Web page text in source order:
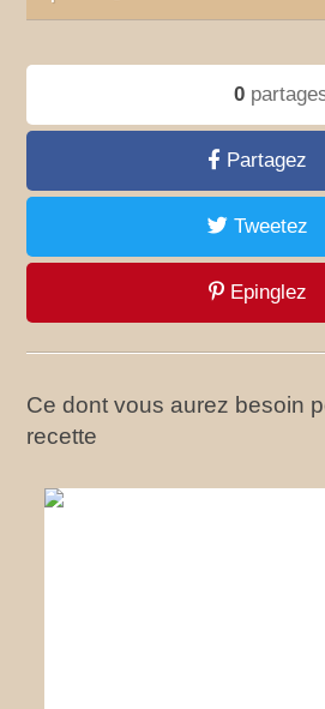
0
Partagez
Tweetez
Epinglez
Ce dont vous aurez besoin
recette